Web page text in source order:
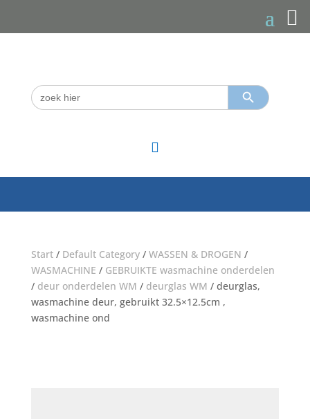
Zoek
naar:
Zoekknop

Start/ Default Category/ WASSEN & DROGEN /
WASMACHINE / GEBRUIKTE wasmachine onderdelen
/ deur onderdelen WM / deurglas WM / deurglas,
wasmachine deur, gebruikt 32.5×12.5cm ,
wasmachine ond